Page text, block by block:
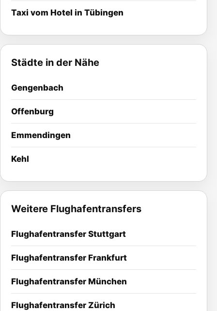
Taxi vom Hotel in Tübingen
Städte in der Nähe
Gengenbach
Offenburg
Emmendingen
Kehl
Weitere Flughafentransfers
Flughafentransfer Stuttgart
Flughafentransfer Frankfurt
Flughafentransfer München
Flughafentransfer Zürich